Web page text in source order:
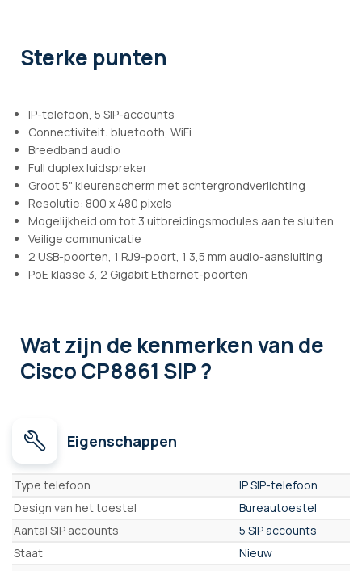
Sterke punten
IP-telefoon, 5 SIP-accounts
Connectiviteit: bluetooth, WiFi
Breedband audio
Full duplex luidspreker
Groot 5" kleurenscherm met achtergrondverlichting
Resolutie: 800 x 480 pixels
Mogelijkheid om tot 3 uitbreidingsmodules aan te sluiten
Veilige communicatie
2 USB-poorten, 1 RJ9-poort, 1 3,5 mm audio-aansluiting
PoE klasse 3, 2 Gigabit Ethernet-poorten
Wat zijn de kenmerkenvan de
Cisco CP8861 SIP ?
Eigenschappen
Eigenschappen
Type telefoon
IP SIP-telefoon
Design van het toestel
Bureautoestel
Aantal SIP accounts
5 SIP accounts
Staat
Nieuw